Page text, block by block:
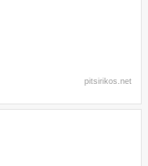
pitsirikos.net